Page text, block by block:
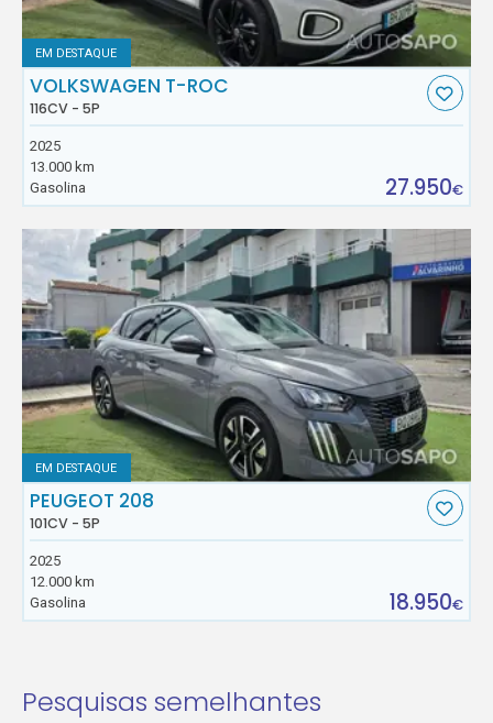
EM DESTAQUE
VOLKSWAGEN T-ROC
116CV - 5P
2025
13.000 km
Gasolina
27.950€
EM DESTAQUE
PEUGEOT 208
101CV - 5P
2025
12.000 km
Gasolina
18.950€
Pesquisas semelhantes